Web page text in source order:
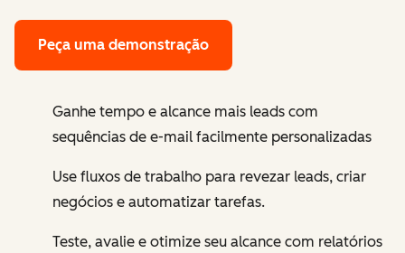
Peça uma demonstração
Ganhe tempo e alcance mais leads com
sequências de e-mail facilmente personalizadas
Use fluxos de trabalho para revezar leads, criar
negócios e automatizar tarefas.
Teste, avalie e otimize seu alcance com relatórios